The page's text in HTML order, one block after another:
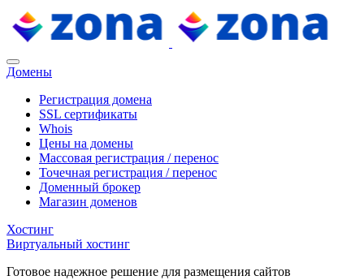
Домены
Регистрация домена
SSL сертификаты
Whois
Цены на домены
Массовая регистрация / перенос
Точечная регистрация / перенос
Доменный брокер
Магазин доменов
Хостинг
Виртуальный хостинг
Готовое надежное решение для размещения сайтов